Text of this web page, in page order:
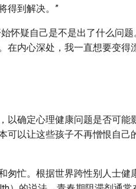
得到解决。”
怀疑自己是不是出了什么问题
内心深处，我一直想要变得
以确定心理健康问题是否可能
可以让这些孩子不再憎恨自己
匆忙。根据世界跨性别人士健